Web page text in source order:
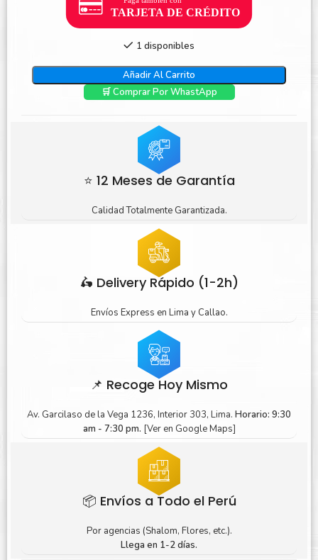
1 disponibles
Añadir Al Carrito
🛒 Comprar Por WhastApp
⭐ 12 Meses de Garantía
Calidad Totalmente Garantizada.
🛵 Delivery Rápido (1-2h)
Envíos Express en Lima y Callao.
📌 Recoge Hoy Mismo
Av. Garcilaso de la Vega 1236, Interior 303, Lima. Horario: 9:30
am - 7:30 pm. [Ver en Google Maps]
📦 Envíos a Todo el Perú
Por agencias (Shalom, Flores, etc.).
Llega en 1-2 días.